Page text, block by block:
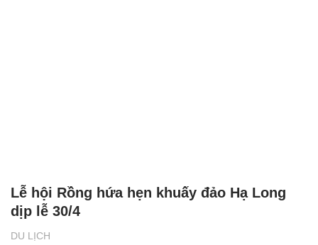
DU LỊCH
Lễ hội Rồng hứa hẹn khuấy đảo Hạ Long
dịp lễ 30/4